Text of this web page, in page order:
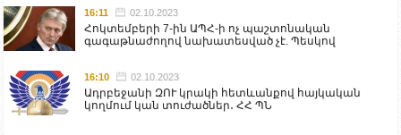
16:11 02.10.2023
Հոկտեմբերի 7-ին ԱՊՀ-ի ոչ պաշտոնական
գագաթնաժողով նախատեսված չէ. Պեսկով
16:10 02.10.2023
Ադրբեջանի ԶՈՒ կրակի հետևանքով հայկական
կողմում կան տուժածներ․ ՀՀ ՊՆ